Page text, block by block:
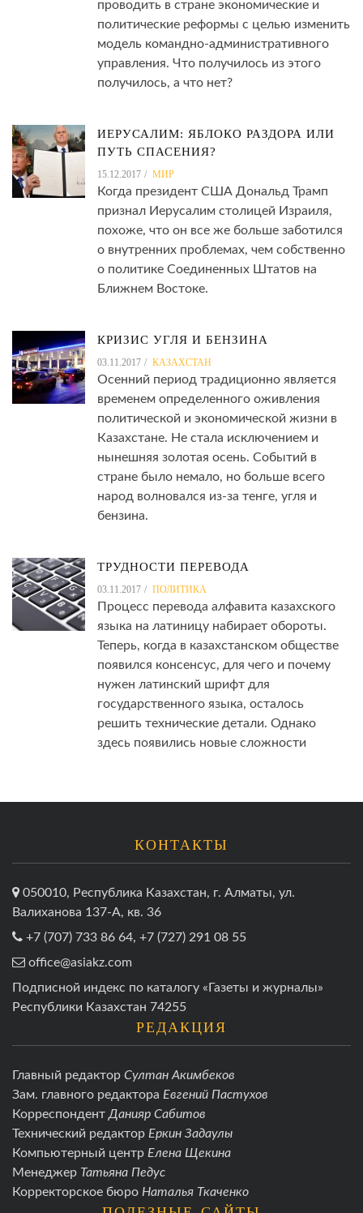
проводить в стране экономические и
политические реформы с целью изменить
модель командно-административного
управления. Что получилось из этого
получилось, а что нет?
ИЕРУСАЛИМ: ЯБЛОКО РАЗДОРА ИЛИ
ПУТЬ СПАСЕНИЯ?
15.12.2017 МИР
Когда президент США Дональд Трамп
признал Иерусалим столицей Израиля,
похоже, что он все же больше заботился
о внутренних проблемах, чем собственно
о политике Соединенных Штатов на
Ближнем Востоке.
КРИЗИС УГЛЯ И БЕНЗИНА
03.11.2017 КАЗАХСТАН
Осенний период традиционно является
временем определенного оживления
политической и экономической жизни в
Казахстане. Не стала исключением и
нынешняя золотая осень. Событий в
стране было немало, но больше всего
народ волновался из-за тенге, угля и
бензина.
ТРУДНОСТИ ПЕРЕВОДА
03.11.2017 ПОЛИТИКА
Процесс перевода алфавита казахского
языка на латиницу набирает обороты.
Теперь, когда в казахстанском обществе
появился консенсус, для чего и почему
нужен латинский шрифт для
государственного языка, осталось
решить технические детали. Однако
здесь появились новые сложности
КОНТАКТЫ
050010, Республика Казахстан, г. Алматы, ул.
Валиханова 137-А, кв. 36
+7 (707) 733 86 64, +7 (727) 291 08 55
office@asiakz.com
Подписной индекс по каталогу «Газеты и журналы»
Республики Казахстан 74255
РЕДАКЦИЯ
Главный редактор Султан Акимбеков
Зам. главного редактора Евгений Пастухов
КорреспондентДанияр Сабитов
Технический редактор Еркин Задаулы
Компьютерный центр Елена Щекина
Менеджер Татьяна Педус
Корректорское бюро Наталья Ткаченко